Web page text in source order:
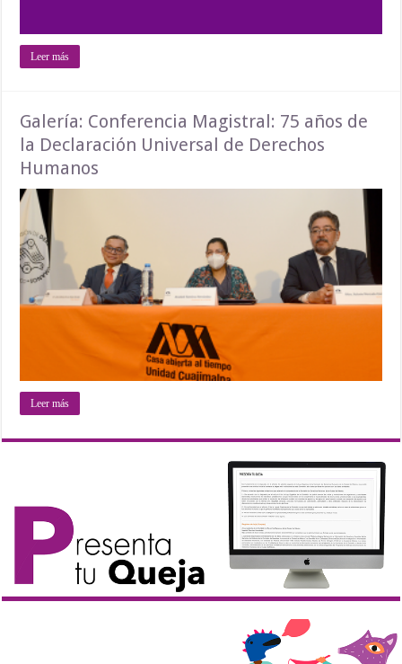
Leer más
Galería: Conferencia Magistral: 75 años de
la Declaración Universal de Derechos
Humanos
Leer más